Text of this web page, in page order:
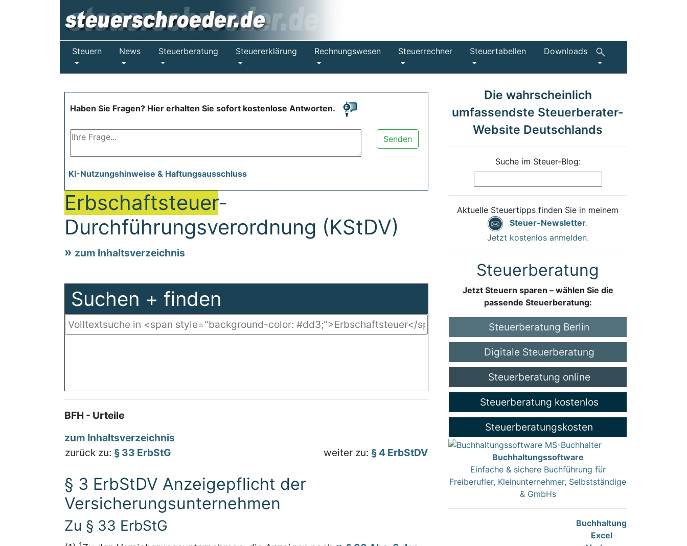
Steuern News Steuerberatung Steuererklärung Rechnungswesen Steuerrechner Steuertabellen Downloads
Haben Sie Fragen? Hier erhalten Sie sofort kostenlose Antworten.
Senden
KI-Nutzungshinweise & Haftungsausschluss
Erbschaftsteuer-
Durchführungsverordnung (KStDV)
zum Inhaltsverzeichnis
Suchen + finden
BFH - Urteile
zum Inhaltsverzeichnis
zurück zu: § 33 ErbStG weiter zu: § 4 ErbStDV
§ 3 ErbStDV Anzeigepflicht der
Versicherungsunternehmen
Zu § 33 ErbStG
Die wahrscheinlich
umfassendste Steuerberater-
Website Deutschlands
Suche im Steuer-Blog:
Aktuelle Steuertipps finden Sie in meinem
Steuer-Newsletter.
Jetzt kostenlos anmelden.
Steuerberatung
Jetzt Steuern sparen – wählen Sie die
passende Steuerberatung:
Steuerberatung Berlin
Digitale Steuerberatung
Steuerberatung online
Steuerberatung kostenlos
Steuerberatungskosten
Buchhaltungssoftware
Einfache & sichere Buchführung für
Freiberufler, Kleinunternehmer, Selbstständige
& GmbHs
Buchhaltung
Excel